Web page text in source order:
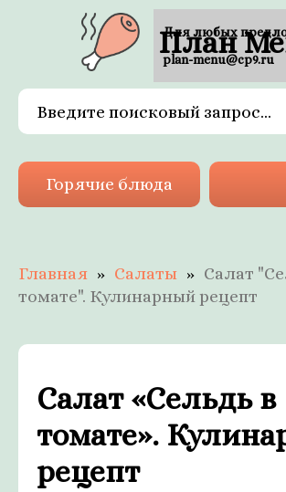
План
Горячие блюда
Главная Салаты
Салат
томате". Кулинарный рецепт
Салат «Сельдь в
томате».
рецепт
Для любых
plan-menu@cp9.ru